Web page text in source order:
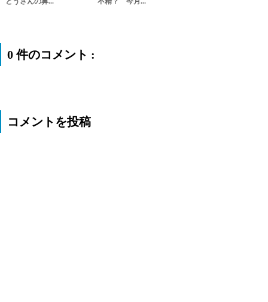
0 件のコメント :
コメントを投稿